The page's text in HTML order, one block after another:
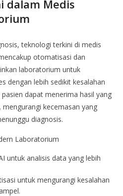
dalam Medis
teknologi terkini di medis
otomatisasi dan
laboratorium untuk
dengan lebih sedikit kesalahan
dapat menerima hasil yang
kecemasan yang
diagnosis.
Laboratorium
untuk analisis data yang lebih
untuk mengurangi kesalahan